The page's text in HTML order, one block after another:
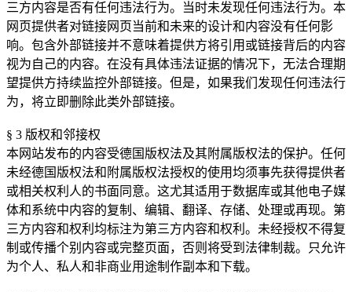
三方内容是否有任何违法行为。当时未发现任何违法行为。本
网页提供者对链接网页当前和未来的设计和内容没有任何影
响。包含外部链接并不意味着提供方将引用或链接背后的内容
视为自己的内容。在没有具体违法证据的情况下，无法合理期
望提供方持续监控外部链接。但是，如果我们发现任何违法行
为，将立即删除此类外部链接。
§ 3 版权和邻接权
本网站发布的内容受德国版权法及其附属版权法的保护。任何
未经德国版权法和附属版权法授权的使用均须事先获得提供者
或相关权利人的书面同意。这尤其适用于数据库或其他电子媒
体和系统中内容的复制、编辑、翻译、存储、处理或再现。第
三方内容和权利均标注为第三方内容和权利。未经授权不得复
制或传播个别内容或完整页面，否则将受到法律制裁。只允许
为个人、私人和非商业用途制作副本和下载。